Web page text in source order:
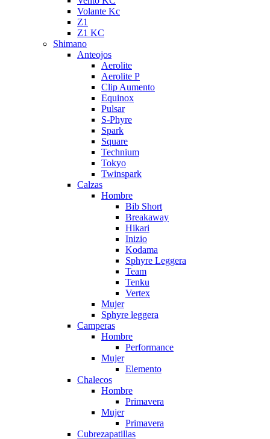
Volante Kc
Z1
Z1 KC
Shimano
Anteojos
Aerolite
Aerolite P
Clip Aumento
Equinox
Pulsar
S-Phyre
Spark
Square
Technium
Tokyo
Twinspark
Calzas
Hombre
Bib Short
Breakaway
Hikari
Inizio
Kodama
Sphyre Leggera
Team
Tenku
Vertex
Mujer
Sphyre leggera
Camperas
Hombre
Performance
Mujer
Elemento
Chalecos
Hombre
Primavera
Mujer
Primavera
Cubrezapatillas